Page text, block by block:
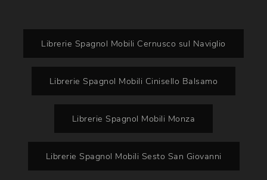
Librerie Spagnol Mobili Cernusco sul Naviglio
Librerie Spagnol Mobili Cinisello Balsamo
Librerie Spagnol Mobili Monza
Librerie Spagnol Mobili Sesto San Giovanni